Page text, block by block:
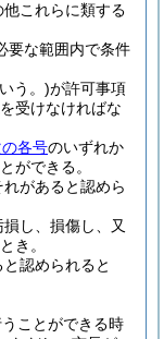
これらに類する
要な範囲内で条件
う。)が許可事項
受けなければな
各号のいずれか
ができる。
があると認めら
し、損傷し、又
き。
認められると
ことができる時